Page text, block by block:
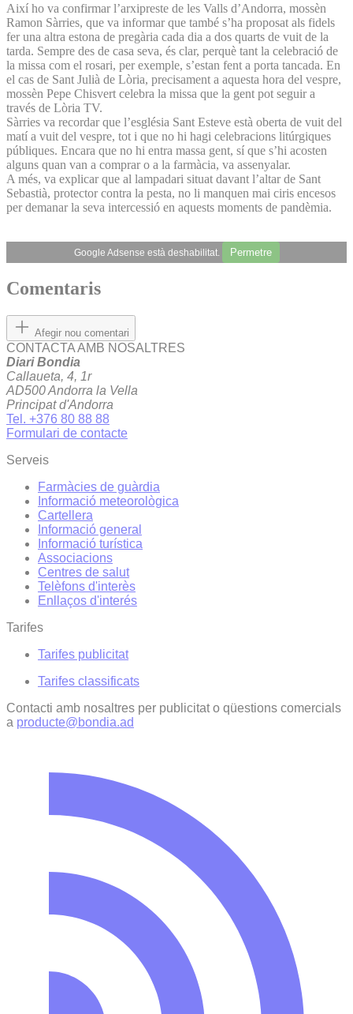
Així ho va confirmar l’arxipreste de les Valls d’Andorra, mossèn
Ramon Sàrries, que va informar que també s’ha proposat als fidels
fer una altra estona de pregària cada dia a dos quarts de vuit de la
tarda. Sempre des de casa seva, és clar, perquè tant la celebració de
la missa com el rosari, per exemple, s’estan fent a porta tancada. En
el cas de Sant Julià de Lòria, precisament a aquesta hora del vespre,
mossèn Pepe Chisvert celebra la missa que la gent pot seguir a
través de Lòria TV.
Sàrries va recordar que l’església Sant Esteve està oberta de vuit del
matí a vuit del vespre, tot i que no hi hagi celebracions litúrgiques
públiques. Encara que no hi entra massa gent, sí que s’hi acosten
alguns quan van a comprar o a la farmàcia, va assenyalar.
A més, va explicar que al lampadari situat davant l’altar de Sant
Sebastià, protector contra la pesta, no li manquen mai ciris encesos
per demanar la seva intercessió en aquests moments de pandèmia.
Google Adsense està deshabilitat. Permetre
Comentaris
Afegir nou comentari
CONTACTA AMB NOSALTRES
Diari Bondia
Callaueta, 4, 1r
AD500 Andorra la Vella
Principat d'Andorra
Tel. +376 80 88 88
Formulari de contacte
Serveis
Farmàcies de guàrdia
Informació meteorològica
Cartellera
Informació general
Informació turística
Associacions
Centres de salut
Telèfons d'interès
Enllaços d'interés
Tarifes
Tarifes publicitat
Tarifes classificats
Contacti amb nosaltres per publicitat o qüestions comercials
a producte@bondia.ad